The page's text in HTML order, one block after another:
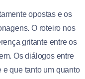
opostas e os
O roteiro nos
gritante entre os
Os diálogos entre
e que tanto um quanto